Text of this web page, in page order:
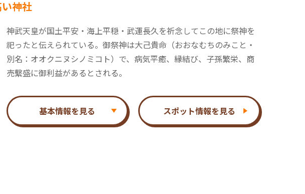
神社
神武天皇が国土平安・海上平穏・武運長久を祈念してこの地に祭神を
祀ったと伝えられている。御祭神は大己貴命（おおなむちのみこと・
別名：オオクニヌシノミコト）で、病気平癒、縁結び、子孫繁栄、商
売繫盛に御利益があるとされる。
基本情報を見る スポット情報を見る